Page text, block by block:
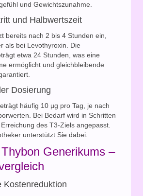
und Gewichtszunahme.
und Halbwertszeit
bereits nach 2 bis 4 Stunden ein,
als bei Levothyroxin. Die
etwa 24 Stunden, was eine
ermöglicht und gleichbleibende
Dosierung
häufig 10 µg pro Tag, je nach
Bei Bedarf wird in Schritten
des T3-Ziels angepasst.
unterstützt Sie dabei.
Generikums –
Kostenreduktion